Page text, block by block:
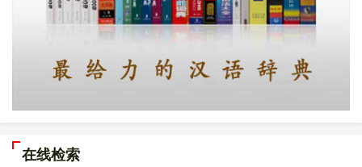
在线检索